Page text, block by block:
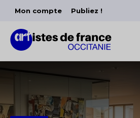
Mon compte Publiez !